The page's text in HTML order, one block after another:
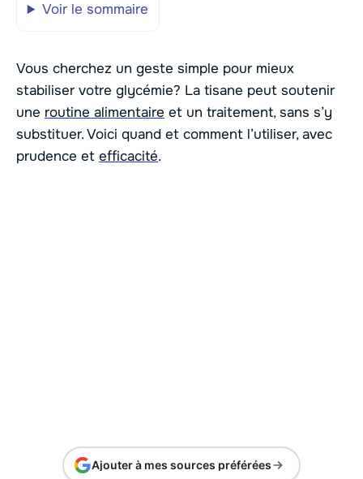
Voir le sommaire
Vous cherchez un geste simple pour mieux
stabiliser votre glycémie? La tisane peut soutenir
une routine alimentaire et un traitement, sans s’y
substituer. Voici quand et comment l’utiliser, avec
prudence et efficacité.
Ajouter à mes sources préférées